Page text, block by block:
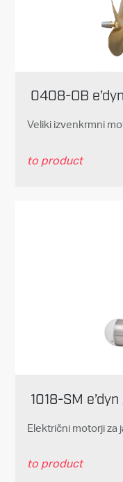
0408-OB
Veliki izvenkrmni
to product
1018-SM
Električni motorji za
to product